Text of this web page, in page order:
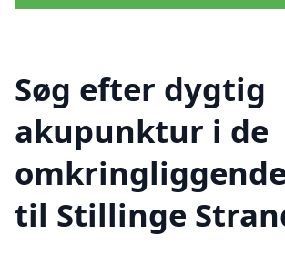
Søg efter dygtig
akupunktur i de
til Stillinge